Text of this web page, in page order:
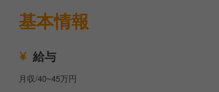
基本情報
給与
月収/40~45万円